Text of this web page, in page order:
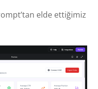
elde ettiğimiz